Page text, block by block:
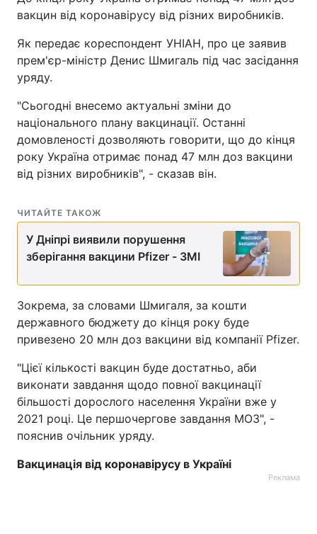
вакцин від коронавірусу від різних виробників.
Як передає кореспондент УНІАН, про це заявив
прем'єр-міністр Денис Шмигаль під час засідання
уряду.
"Сьогодні внесемо актуальні зміни до
національного плану вакцинації. Останні
домовленості дозволяють говорити, що до кінця
року Україна отримає понад 47 млн доз вакцини
від різних виробників", - сказав він.
ЧИТАЙТЕ ТАКОЖ
У Дніпрі виявили порушення
зберігання вакцини Pfizer - ЗМІ
Зокрема, за словами Шмигаля, за кошти
державного бюджету до кінця року буде
привезено 20 млн доз вакцини від компанії Pfizer.
"Цієї кількості вакцин буде достатньо, аби
виконати завдання щодо повної вакцинації
більшості дорослого населення України вже у
2021 році. Це першочергове завдання МОЗ", -
пояснив очільник уряду.
Вакцинація від коронавірусу в Україні
Реклама